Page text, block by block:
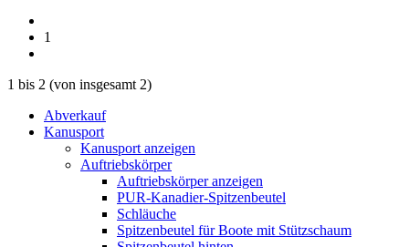
1
1 bis 2 (von insgesamt 2)
Abverkauf
Kanusport
Kanusport anzeigen
Auftriebskörper
Auftriebskörper anzeigen
PUR-Kanadier-Spitzenbeutel
Schläuche
Spitzenbeutel für Boote mit Stützschaum